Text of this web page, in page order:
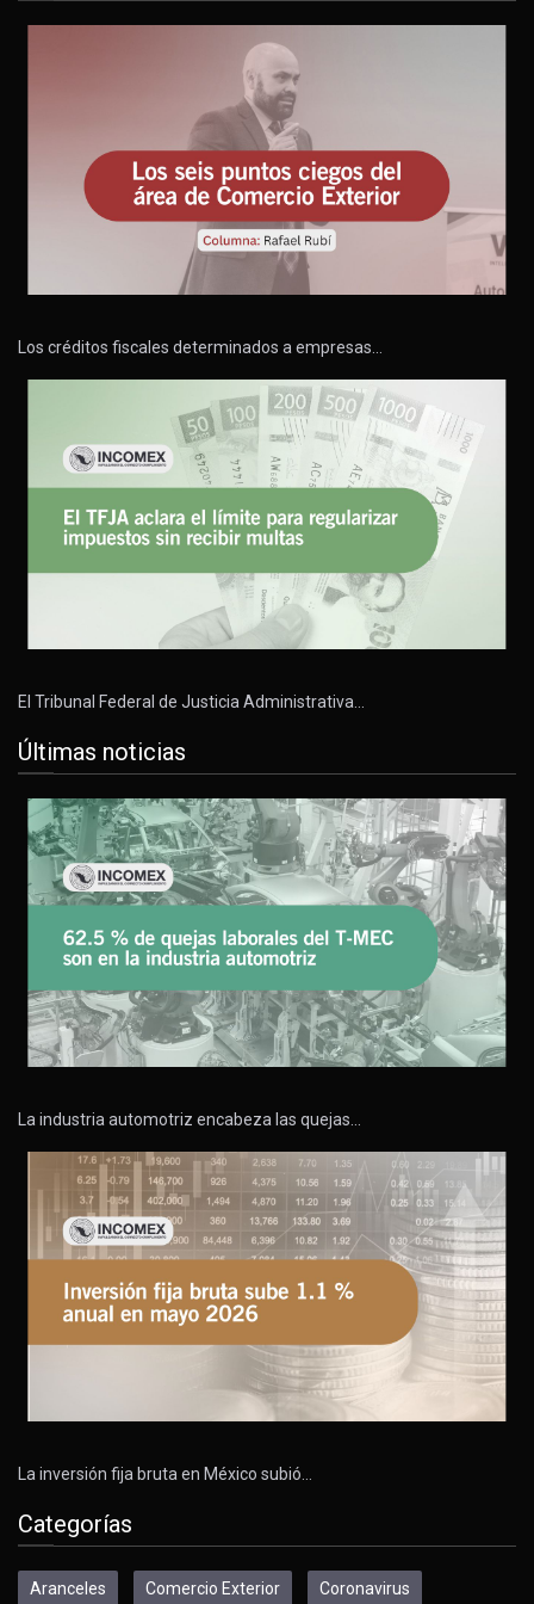
Los créditos fiscales determinados a empresas…
El Tribunal Federal de Justicia Administrativa…
Últimas noticias
La industria automotriz encabeza las quejas…
La inversión fija bruta en México subió…
Categorías
Aranceles Comercio Exterior Coronavirus